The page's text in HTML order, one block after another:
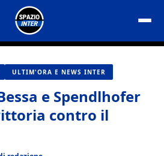
ULTIM'ORA E NEWS INTER
e Spendlhofer
contro il